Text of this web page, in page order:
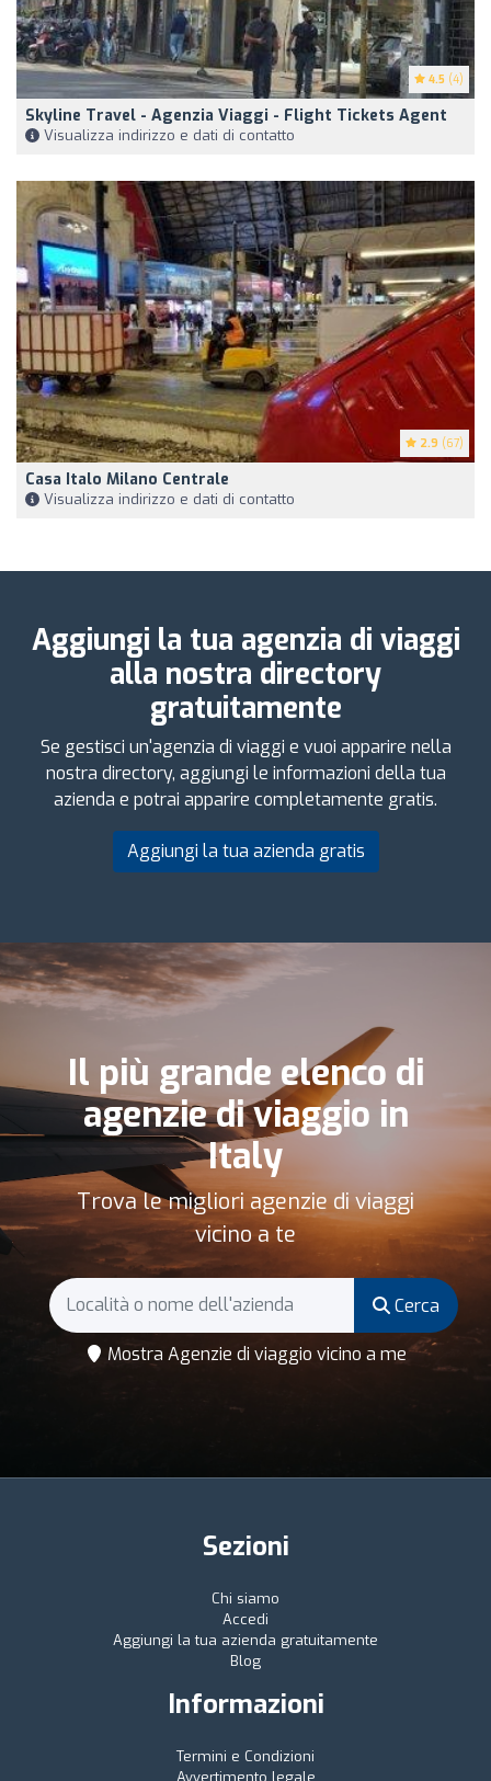
4.5 (4)
Skyline Travel - Agenzia Viaggi - Flight Tickets Agent
Visualizza indirizzo e dati di contatto
2.9 (67)
Casa Italo Milano Centrale
Visualizza indirizzo e dati di contatto
Aggiungi la tua agenzia di viaggi
alla nostra directory
gratuitamente
Se gestisci un'agenzia di viaggi e vuoi apparire nella
nostra directory, aggiungi le informazioni della tua
azienda e potrai apparire completamente gratis.
Aggiungi la tua azienda gratis
Il più grande elenco di
agenzie di viaggio in
Italy
Trova le migliori agenzie di viaggi
vicino a te
Cerca
Mostra Agenzie di viaggio vicino a me
Sezioni
Chi siamo
Accedi
Aggiungi la tua azienda gratuitamente
Blog
Informazioni
Termini e Condizioni
Avvertimento legale